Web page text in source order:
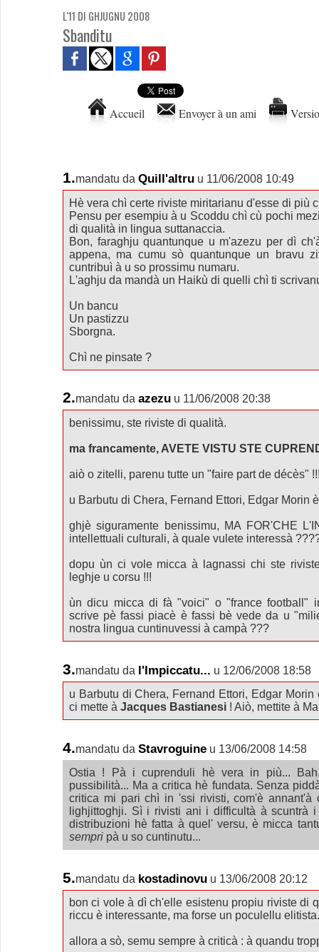
L'11 DI GHJUGNU 2008
Sbanditu
Accueil Envoyer à un ami
1.mandatu da Quill'altru u 11/06/2008 10:49
Hè vera chì certe riviste miritarianu d'esse di più
Pensu per esempiu à u Scoddu chì cù pochi
di qualità in lingua suttanaccia.
Bon, faraghju quantunque u m'azezu per dì
appena, ma cumu sò quantunque un bravu
cuntribuì à u so prossimu numaru.
L'aghju da mandà un Haikù di quelli chì ti
Un bancu
Un pastizzu
Sborgna.
Chì ne pinsate ?
2.mandatu da azezu u 11/06/2008 20:38
benissimu, ste riviste di qualità.
ma francamente, AVETE VISTU STE
aiò o zitelli, parenu tutte un "faire part de décès"
u Barbutu di Chera, Fernand Ettori, Edgar Morin
ghjè siguramente benissimu, MA FOR'CHE
intellettuali culturali, à quale vulete interessà
dopu ùn ci vole micca à lagnassi chi ste
leghje u corsu !!!
ùn dicu micca di fà "voici" o "france football"
scrive pè fassi piacè è fassi bè vede da u
nostra lingua cuntinuvessi à campà ???
3.mandatu da l'Impiccatu... u 12/06/2008 18:58
u Barbutu di Chera, Fernand Ettori, Edgar Morin
ci mette à Jacques Bastianesi! Aiò, mettite à
4.mandatu da Stavroguine u 13/06/2008 14:58
Ostia ! Pà i cuprenduli hè vera in più...
pussibilità... Ma a critica hè fundata. Senza
critica mi pari chì in 'ssi rivisti, com'è
lighjittoghji. Sì i rivisti ani i difficultà à scuntrà
distribuzioni hè fatta à quel' versu, è micca
sempripà u so cuntinutu...
5.mandatu da kostadinovu u 13/06/2008 20:12
bon ci vole à dì ch'elle esistenu propiu riviste di
riccu è interessante, ma forse un poculellu
allora a sò, semu sempre à criticà : à quandu